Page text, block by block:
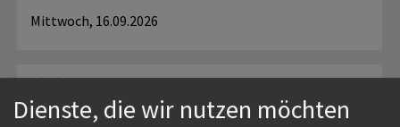
Mittwoch, 16.09.2026
18:00
Ende: 20:00
Dienste, die wir nutzen möchten